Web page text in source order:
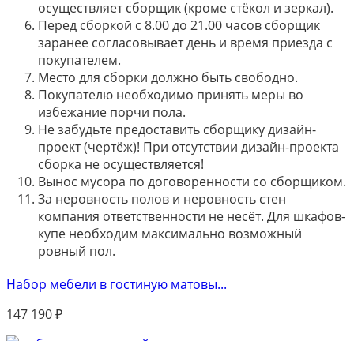
осуществляет сборщик (кроме стёкол и зеркал).
Перед сборкой с 8.00 до 21.00 часов сборщик
заранее согласовывает день и время приезда с
покупателем.
Место для сборки должно быть свободно.
Покупателю необходимо принять меры во
избежание порчи пола.
Не забудьте предоставить сборщику дизайн-
проект (чертёж)! При отсутствии дизайн-проекта
сборка не осуществляется!
Вынос мусора по договоренности со сборщиком.
За неровность полов и неровность стен
компания ответственности не несёт. Для шкафов-
купе необходим максимально возможный
ровный пол.
Набор мебели в гостиную матовы...
147 190₽